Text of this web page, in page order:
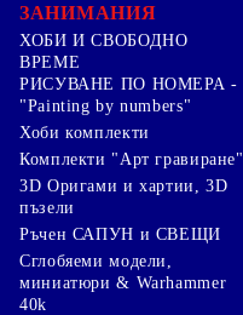
ЗАНИМАНИЯ
ХОБИ И СВОБОДНО
ВРЕМЕ
РИСУВАНЕ ПО НОМЕРА -
"Painting by numbers"
Хоби комплекти
Комплекти "Арт гравиране"
3D Оригами и хартии, 3D
пъзели
Ръчен САПУН и СВЕЩИ
Сглобяеми модели,
миниатюри & Warhammer
40k